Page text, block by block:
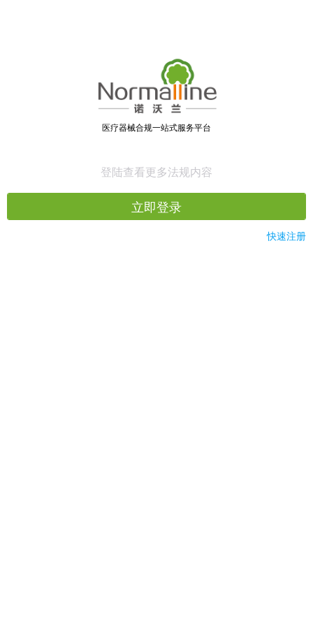
医疗器械合规一站式服务平台
登陆查看更多法规内容
立即登录
快速注册